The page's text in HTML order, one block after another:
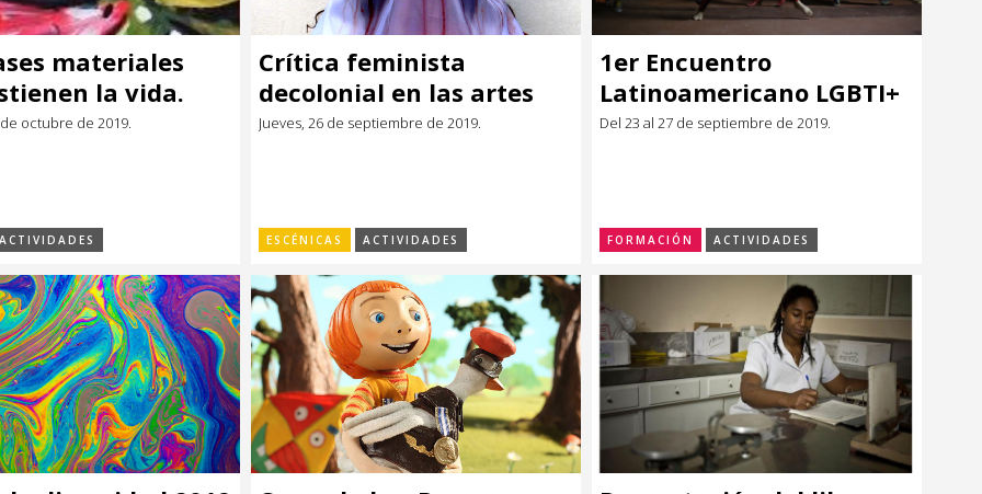
materiales
la vida.
octubre de 2019.
ACTIVIDADES
Crítica feminista
decolonial en las artes
con la brasilera Larissa
Jueves, 26 de septiembre de 2019.
ESCÉNICAS ACTIVIDADES
1er Encuentro
Latinoamericano LGBTI+
de Circo / Talleres
Del 23 al 27 de septiembre de 2019.
FORMACIÓN ACTIVIDADES